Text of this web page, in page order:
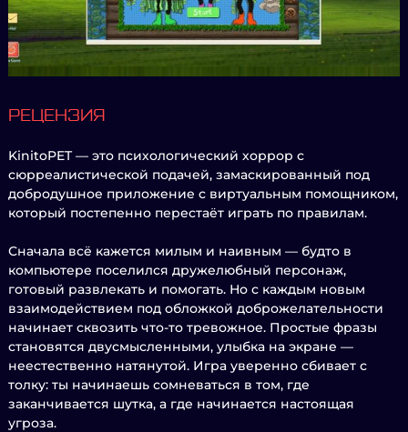
РЕЦЕНЗИЯ
KinitoPET — это психологический хоррор с
сюрреалистической подачей, замаскированный под
добродушное приложение с виртуальным помощником,
который постепенно перестаёт играть по правилам.
Сначала всё кажется милым и наивным — будто в
компьютере поселился дружелюбный персонаж,
готовый развлекать и помогать. Но с каждым новым
взаимодействием под обложкой доброжелательности
начинает сквозить что-то тревожное. Простые фразы
становятся двусмысленными, улыбка на экране —
неестественно натянутой. Игра уверенно сбивает с
толку: ты начинаешь сомневаться в том, где
заканчивается шутка, а где начинается настоящая
угроза.